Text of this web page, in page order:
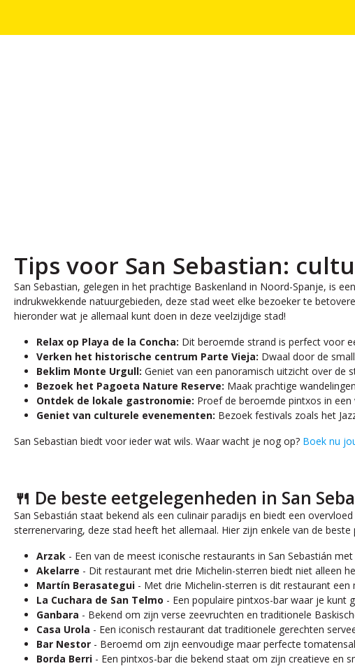
Tips voor San Sebastian:
San Sebastian, gelegen in het prachtige Baskenland in Noord-Spanje, is
indrukwekkende natuurgebieden, deze stad weet elke bezoeker te
hieronder wat je allemaal kunt doen in deze veelzijdige stad!
Relax op Playa de la Concha: Dit beroemde strand is perfect voor
Verken het historische centrum Parte Vieja: Dwaal door de
Beklim Monte Urgull: Geniet van een panoramisch uitzicht over de
Bezoek het Pagoeta Nature Reserve: Maak prachtige
Ontdek de lokale gastronomie: Proef de beroemde pintxos in
Geniet van culturele evenementen: Bezoek festivals zoals het
San Sebastian biedt voor ieder wat wils. Waar wacht je nog op? Boek nu
🍴 De beste eetgelegenheden in San
San Sebastián staat bekend als een culinair paradijs en biedt een
sterrenervaring, deze stad heeft het allemaal. Hier zijn enkele van de
Arzak - Een van de meest iconische restaurants in San Sebastián
Akelarre - Dit restaurant met drie Michelin-sterren biedt niet alleen
Martín Berasategui - Met drie Michelin-sterren is dit restaurant
La Cuchara de San Telmo - Een populaire pintxos-bar waar je kunt
Ganbara - Bekend om zijn verse zeevruchten en traditionele
Casa Urola - Een iconisch restaurant dat traditionele gerechten
Bar Nestor - Beroemd om zijn eenvoudige maar perfecte
Borda Berri - Een pintxos-bar die bekend staat om zijn creatieve en